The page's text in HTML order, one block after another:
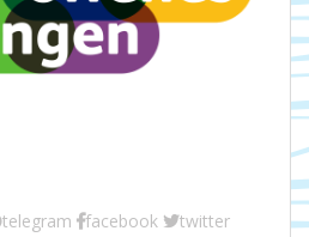
telegram facebook twitter